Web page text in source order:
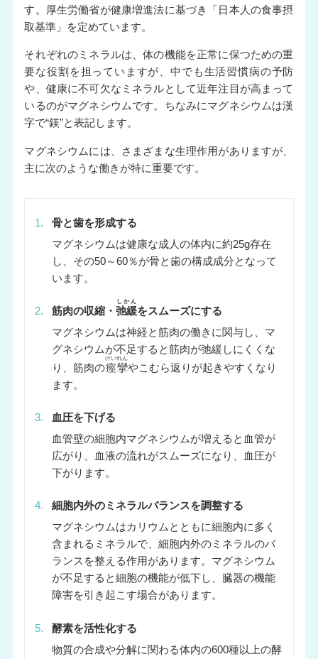
す。厚生労働省が健康増進法に基づき「日本人の食事摂
取基準」を定めています。
それぞれのミネラルは、体の機能を正常に保つための重
要な役割を担っていますが、中でも生活習慣病の予防
や、健康に不可欠なミネラルとして近年注目が高まって
いるのがマグネシウムです。ちなみにマグネシウムは漢
字で“鎂”と表記します。
マグネシウムには、さまざまな生理作用がありますが、
主に次のような働きが特に重要です。
1.
骨と歯を形成する
マグネシウムは健康な成人の体内に約25g存在
し、その50～60％が骨と歯の構成成分となって
います。
2. 筋肉の収縮・ 弛緩
しかん
をスムーズにする
マグネシウムは神経と筋肉の働きに関与し、マ
グネシウムが不足すると筋肉が弛緩しにくくな
り、筋肉の痙攣
けいれん
やこむら返りが起きやすくなり
ます。
3.
血圧を下げる
血管壁の細胞内マグネシウムが増えると血管が
広がり、血液の流れがスムーズになり、血圧が
下がります。
4.
細胞内外のミネラルバランスを調整する
マグネシウムはカリウムとともに細胞内に多く
含まれるミネラルで、細胞内外のミネラルのバ
ランスを整える作用があります。マグネシウム
が不足すると細胞の機能が低下し、臓器の機能
障害を引き起こす場合があります。
5.
酵素を活性化する
物質の合成や分解に関わる体内の600種以上の酵